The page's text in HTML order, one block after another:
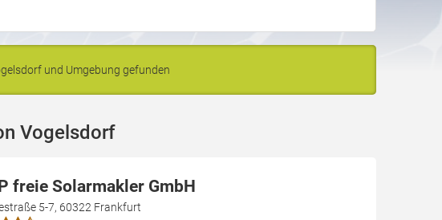
und Umgebung gefunden
Vogelsdorf
freie Solarmakler GmbH
5-7, 60322 Frankfurt